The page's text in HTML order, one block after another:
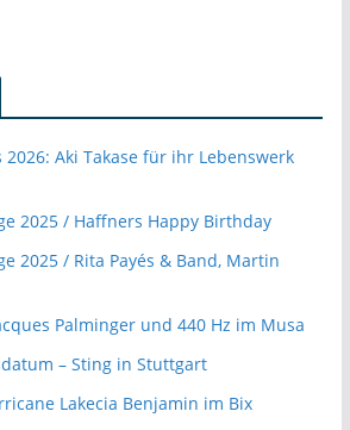
2026: Aki Takase für ihr Lebenswerk
2025 / Haffners Happy Birthday
2025 / Rita Payés & Band, Martin
Palminger und 440 Hz im Musa
– Sting in Stuttgart
Lakecia Benjamin im Bix